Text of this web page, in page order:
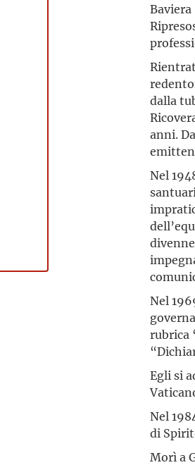
dalla
anni.
Nel
Nel
rubrica
Egli si
Nel
di
Morì a